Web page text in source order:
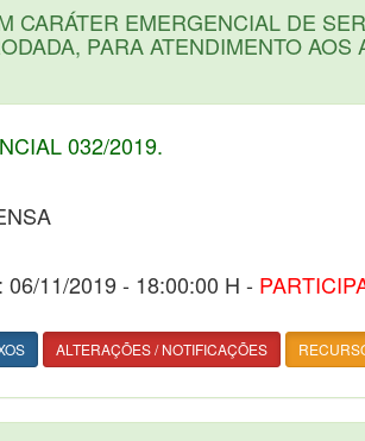
CARÁTER EMERGENCIAL DE
PARA ATENDIMENTO
032/2019.
06/11/2019 - 18:00:00 H -
ALTERAÇÕES / NOTIFICAÇÕES